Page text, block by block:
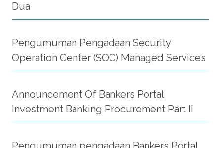
Dua
Pengumuman Pengadaan Security
Operation Center (SOC) Managed Services
Announcement Of Bankers Portal
Investment Banking Procurement Part II
Pengumuman pengadaan Bankers Portal